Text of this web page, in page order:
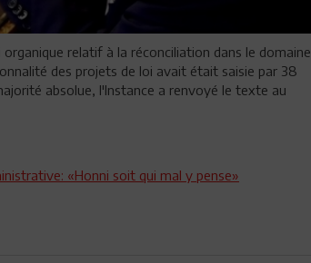
relatif à la réconciliation dans le domaine
des projets de loi avait était saisie par 38
absolue, l'Instance a renvoyé le texte au
«Honni soit qui mal y pense»